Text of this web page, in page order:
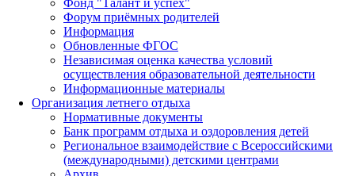
Форум приёмных родителей
Информация
Обновленные ФГОС
Независимая оценка качества условий
осуществления образовательной деятельности
Информационные материалы
Организация летнего отдыха
Нормативные документы
Банк программ отдыха и оздоровления детей
Региональное взаимодействие с Всероссийскими
(международными) детскими центрами